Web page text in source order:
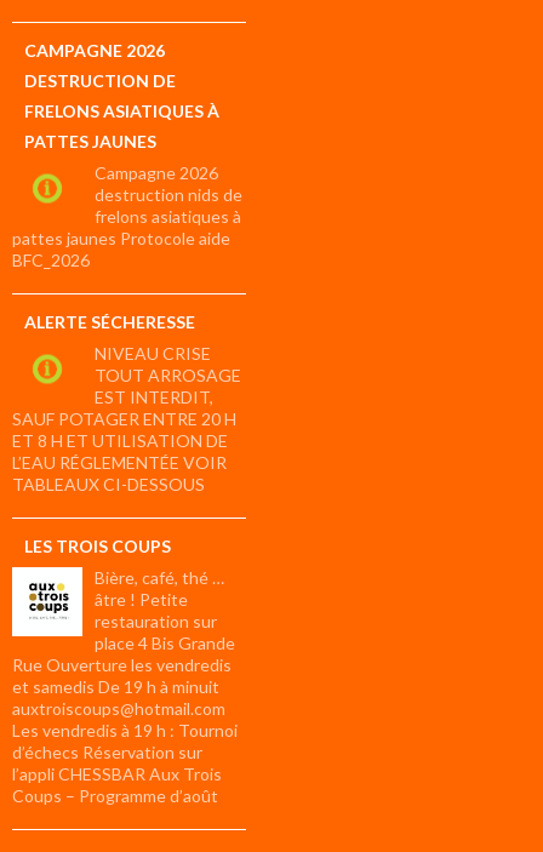
CAMPAGNE 2026
DESTRUCTION DE
FRELONS ASIATIQUES À
PATTES JAUNES
Campagne 2026
destruction nids de
frelons asiatiques à
pattes jaunes Protocole aide
BFC_2026
ALERTE SÉCHERESSE
NIVEAU CRISE
TOUT ARROSAGE
EST INTERDIT,
SAUF POTAGER ENTRE 20 H
ET 8 H ET UTILISATION DE
L’EAU RÉGLEMENTÉE VOIR
TABLEAUX CI-DESSOUS
LES TROIS COUPS
Bière, café, thé …
âtre ! Petite
restauration sur
place 4 Bis Grande
Rue Ouverture les vendredis
et samedis De 19 h à minuit
auxtroiscoups@hotmail.com
Les vendredis à 19 h : Tournoi
d’échecs Réservation sur
l’appli CHESSBAR Aux Trois
Coups – Programme d’août